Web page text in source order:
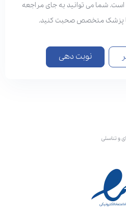
می توانید به جای مراجعه
متخصص صحبت کنید.
نوبت دهی